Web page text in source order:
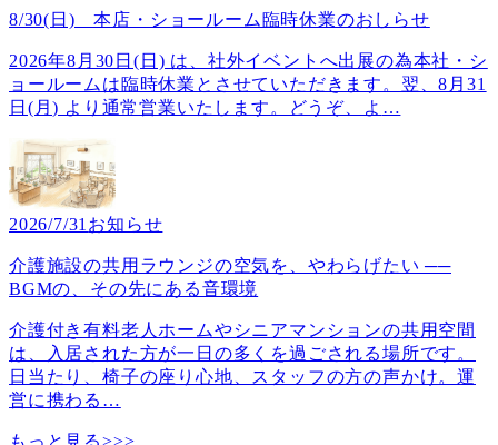
8/30(日) 本店・ショールーム臨時休業のおしらせ
2026年8月30日(日) は、社外イベントへ出展の為本社・シ
ョールームは臨時休業とさせていただきます。翌、8月31
日(月) より通常営業いたします。どうぞ、よ …
2026/7/31 お知らせ
介護施設の共用ラウンジの空気を、やわらげたい ──
BGMの、その先にある音環境
介護付き有料老人ホームやシニアマンションの共用空間
は、入居された方が一日の多くを過ごされる場所です。
日当たり、椅子の座り心地、スタッフの方の声かけ。運
営に携わる …
もっと見る>>>